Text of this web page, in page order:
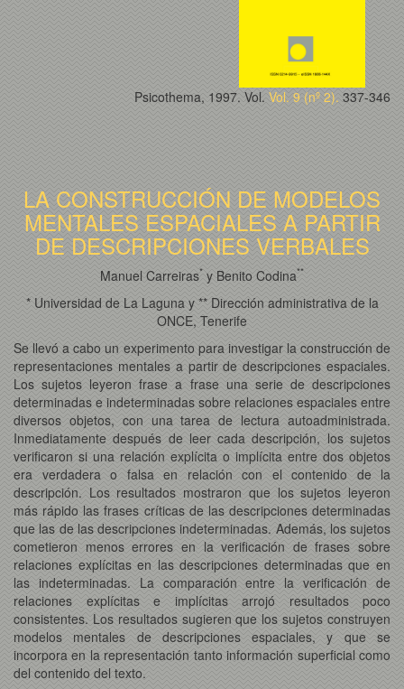
Psicothema, 1997. Vol. Vol. 9 (nº 2). 337-346
LA CONSTRUCCIÓN DE MODELOS
MENTALES ESPACIALES A PARTIR
DE DESCRIPCIONES VERBALES
Manuel Carreiras* y Benito Codina**
* Universidad de La Laguna y ** Dirección administrativa de la
ONCE, Tenerife
Se llevó a cabo un experimento para investigar la construcción de
representaciones mentales a partir de descripciones espaciales.
Los sujetos leyeron frase a frase una serie de descripciones
determinadas e indeterminadas sobre relaciones espaciales entre
diversos objetos, con una tarea de lectura autoadministrada.
Inmediatamente después de leer cada descripción, los sujetos
verificaron si una relación explícita o implícita entre dos objetos
era verdadera o falsa en relación con el contenido de la
descripción. Los resultados mostraron que los sujetos leyeron
más rápido las frases críticas de las descripciones determinadas
que las de las descripciones indeterminadas. Además, los sujetos
cometieron menos errores en la verificación de frases sobre
relaciones explícitas en las descripciones determinadas que en
las indeterminadas. La comparación entre la verificación de
relaciones explícitas e implícitas arrojó resultados poco
consistentes. Los resultados sugieren que los sujetos construyen
modelos mentales de descripciones espaciales, y que se
incorpora en la representación tanto información superficial como
del contenido del texto.